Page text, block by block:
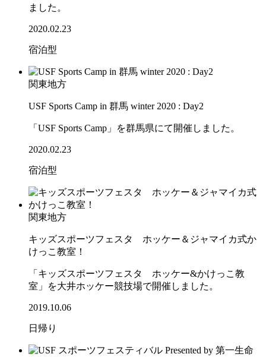
ました。
2020.02.23
宿泊型
関東地方
USF Sports Camp in 群馬 winter 2020 : Day2
「USF Sports Camp」を群馬県にて開催しました。
2020.02.23
宿泊型
関東地方
キッズスポーツフェスタ ホッケー＆ジャマイカ式か
けっこ教室！
「キッズスポーツフェスタ ホッケー&かけっこ教
室」を大井ホッケー競技場で開催しました。
2019.10.06
日帰り